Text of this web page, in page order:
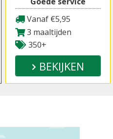
Vanaf €5,95
3 maaltijden
350+
BEKIJKEN